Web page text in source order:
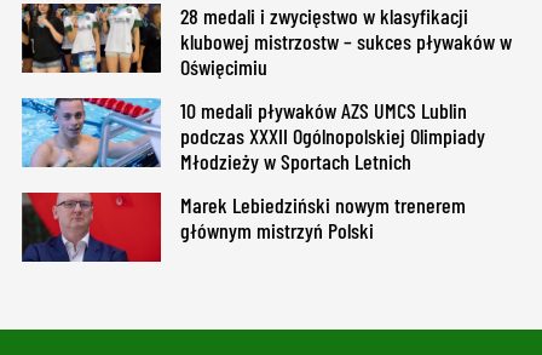
28 medali i zwycięstwo w klasyfikacji
klubowej mistrzostw – sukces pływaków w
Oświęcimiu
10 medali pływaków AZS UMCS Lublin
podczas XXXII Ogólnopolskiej Olimpiady
Młodzieży w Sportach Letnich
Marek Lebiedziński nowym trenerem
głównym mistrzyń Polski